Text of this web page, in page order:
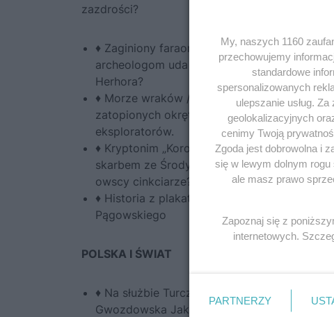
zazdrości?
♦ Zaginiony faraon / Sławomir W.
archeologom uda się w końcu znaleźć
Herhora?
♦ Morze wraków / Marcin Jamkowski Bałtyk
zatopionych okrętów, które czekają na
eksploratorów.
♦ Kryptonim „Korona” / Joanna Lamparska
skarbem ze Środy Śląskiej? Czy wzbogacili
owscy cinkciarze?
♦ Historia z plakatu / Kolekcja Focusa
Pągowskiego
POLSKA I ŚWIAT
♦ Na służbie Turczyna / z Jerzym S. Łątką
Gwozdowska Jakie związki łączyły dawną
My, naszych 1160
przechowujemy
standardowe
spersonalizowanych
ulepszanie usług.
geolokalizacyjnych
cenimy Twoją
Zgoda jest dobrowolna i
się w lewym dolnym rogu
ale masz prawo
Zapoznaj się z
internetowych.
PARTNERZY